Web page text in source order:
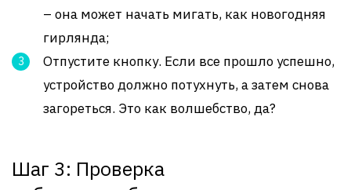
– она может начать мигать, как новогодняя
гирлянда;
Отпустите кнопку. Если все прошло успешно,
устройство должно потухнуть, а затем снова
загореться. Это как волшебство, да?
Шаг 3: Проверка